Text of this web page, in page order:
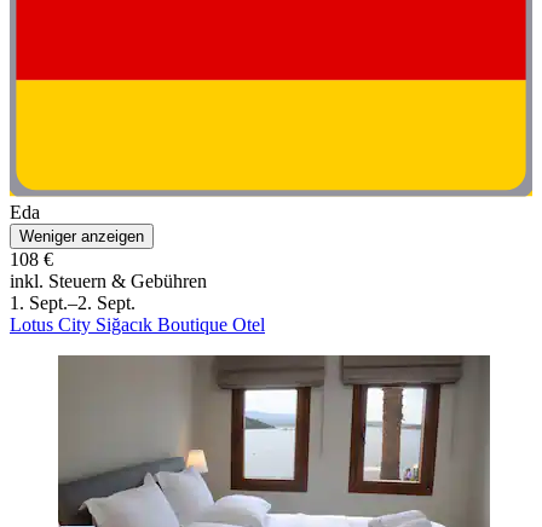
Eda
Weniger anzeigen
108 €
inkl. Steuern & Gebühren
1. Sept.–2. Sept.
Lotus City Siğacık Boutique Otel